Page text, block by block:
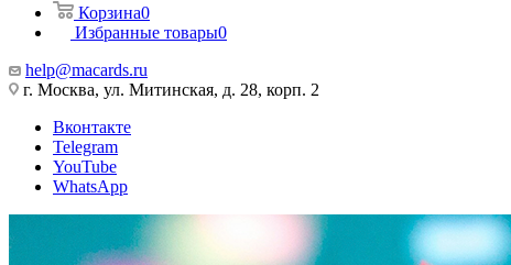
Корзина0
Избранные товары0
help@macards.ru
г. Москва, ул. Митинская, д. 28, корп. 2
Вконтакте
Telegram
YouTube
WhatsApp